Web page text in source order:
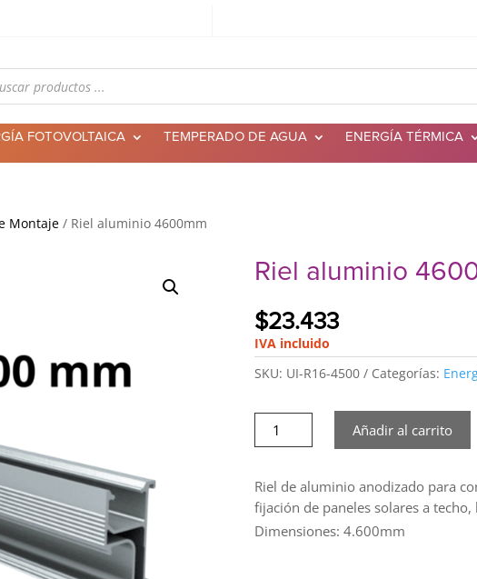
FOTOVOLTAICA TEMPERADO DE AGUA ENERGÍA TÉRMICA
Montaje / Riel aluminio 4600mm
Riel aluminio
$23.433
IVA incluido
SKU: UI-R16-4500 Categorías:
Riel
aluminio
cantidad
Añadir al carrito
Riel de aluminio anodizado para
fijación de paneles solares a techo,
Dimensiones: 4.600mm